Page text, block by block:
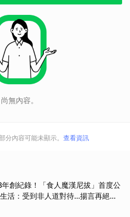
尚無內容。
分內容可能未顯示。 查看資訊
創紀錄！「食人魔漢尼拔」首度公
活：受到非人道對待...揚言再絕食